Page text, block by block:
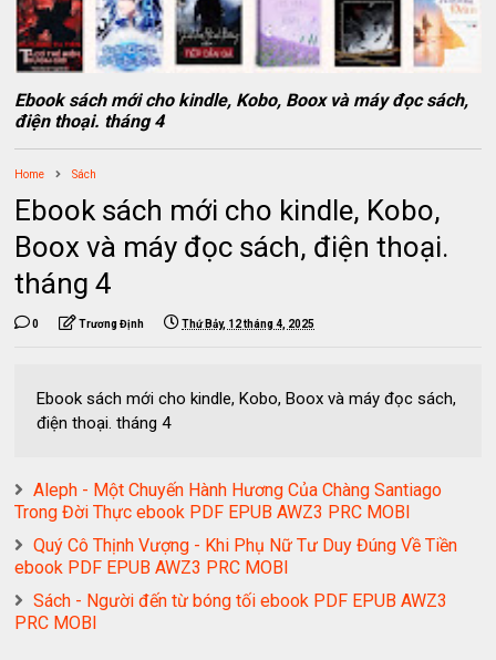
Ebook sách mới cho kindle, Kobo, Boox và máy đọc sách,
điện thoại. tháng 4
Home Sách
Ebook sách mới cho kindle, Kobo,
Boox và máy đọc sách, điện thoại.
tháng 4
0 Trương Định Thứ Bảy, 12 tháng 4, 2025
Ebook sách mới cho kindle, Kobo, Boox và máy đọc sách,
điện thoại. tháng 4
Aleph - Một Chuyến Hành Hương Của Chàng Santiago
Trong Đời Thực ebook PDF EPUB AWZ3 PRC MOBI
Quý Cô Thịnh Vượng - Khi Phụ Nữ Tư Duy Đúng Về Tiền
ebook PDF EPUB AWZ3 PRC MOBI
Sách - Người đến từ bóng tối ebook PDF EPUB AWZ3
PRC MOBI